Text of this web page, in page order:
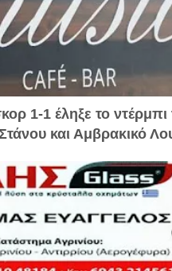
1-1 έληξε το
και Αμβρακικό